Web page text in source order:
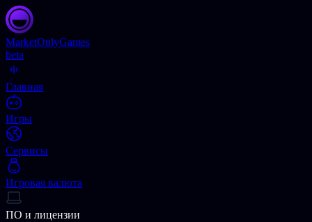
MarketOnlyGames
beta
Главная
Игры
Сервисы
Игровая валюта
ПО и лицензии